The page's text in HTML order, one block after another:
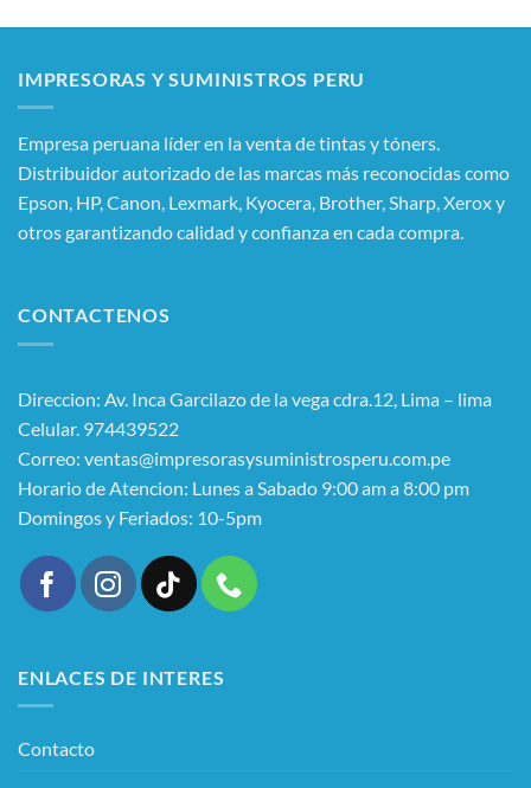
IMPRESORAS Y SUMINISTROS PERU
Empresa peruana líder en la venta de tintas y tóners.
Distribuidor autorizado de las marcas más reconocidas como
Epson, HP, Canon, Lexmark, Kyocera, Brother, Sharp, Xerox y
otros garantizando calidad y confianza en cada compra.
CONTACTENOS
Direccion: Av. Inca Garcilazo de la vega cdra.12, Lima – lima
Celular. 974439522
Correo: ventas@impresorasysuministrosperu.com.pe
Horario de Atencion: Lunes a Sabado 9:00 am a 8:00 pm
Domingos y Feriados: 10-5pm
ENLACES DE INTERES
Contacto